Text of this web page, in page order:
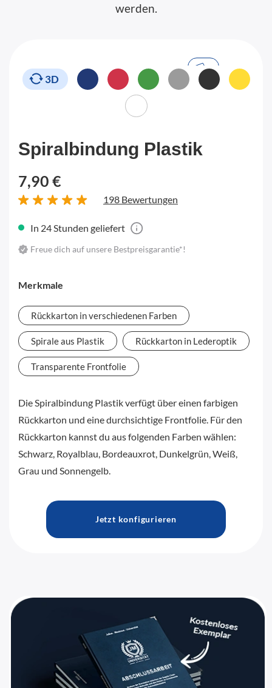
werden.
3D
Spiralbindung Plastik
7,90 €
198 Bewertungen
In 24 Stunden geliefert
Freue dich auf unsere Bestpreisgarantie*!
Merkmale
Rückkarton in verschiedenen Farben
Spirale aus Plastik Rückkarton in Lederoptik
Transparente Frontfolie
Die Spiralbindung Plastik verfügt über einen farbigen
Rückkarton und eine durchsichtige Frontfolie. Für den
Rückkarton kannst du aus folgenden Farben wählen:
Schwarz, Royalblau, Bordeauxrot, Dunkelgrün, Weiß,
Grau und Sonnengelb.
Jetzt konfigurieren